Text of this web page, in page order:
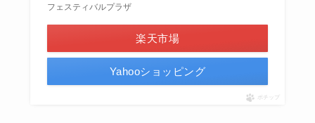
フェスティバルプラザ
楽天市場
Yahooショッピング
ポチップ